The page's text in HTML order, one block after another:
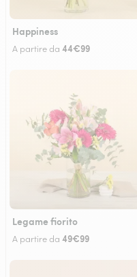
Happiness
A partire da 44€99
Legame fiorito
A partire da 49€99